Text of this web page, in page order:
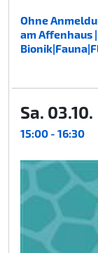
Ohne
am Affenhaus
Sa. 03.10.
15:00 - 16:30